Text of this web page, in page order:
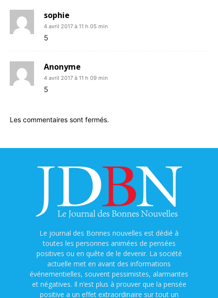
sophie
4 avril 2017 à 11 h 05 min
5
Anonyme
4 avril 2017 à 11 h 09 min
5
Les commentaires sont fermés.
Le journal des Bonnes nouvelles est dédié à
toutes les personnes animées de pensées
positives ou en quête de le devenir. La société
actuelle met en avant des informations
événementielles, souvent pessimistes, alarmantes
et négatives. Il n’est plus à prouver que la pensée
positive a un effet extraordinaire sur tout un